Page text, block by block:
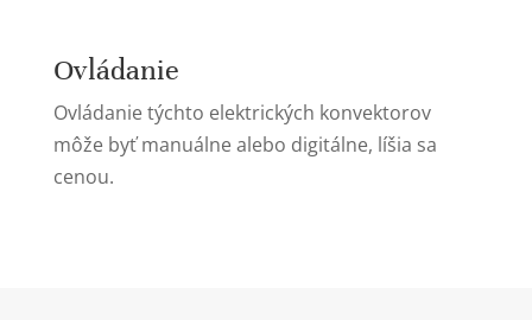
Ovládanie
Ovládanie týchto elektrických konvektorov
môže byť manuálne alebo digitálne, líšia sa
cenou.